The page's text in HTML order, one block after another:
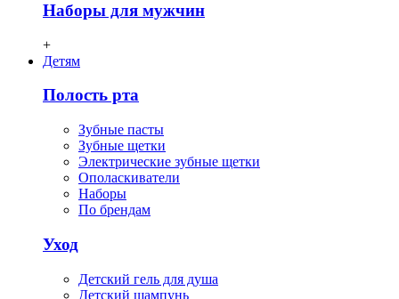
Наборы для мужчин
+
Детям
Полость рта
Зубные пасты
Зубные щетки
Электрические зубные щетки
Ополаскиватели
Наборы
По брендам
Уход
Детский гель для душа
Детский шампунь